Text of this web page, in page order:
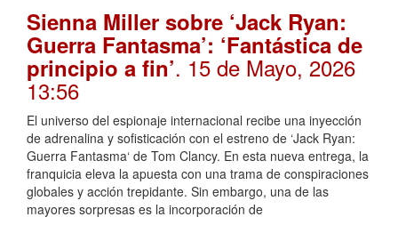
Sienna Miller sobre ‘Jack Ryan:
Guerra Fantasma’: ‘Fantástica de
principio a fin’. 15 de Mayo, 2026
13:56
El universo del espionaje internacional recibe una inyección
de adrenalina y sofisticación con el estreno de ‘Jack Ryan:
Guerra Fantasma‘ de Tom Clancy. En esta nueva entrega, la
franquicia eleva la apuesta con una trama de conspiraciones
globales y acción trepidante. Sin embargo, una de las
mayores sorpresas es la incorporación de